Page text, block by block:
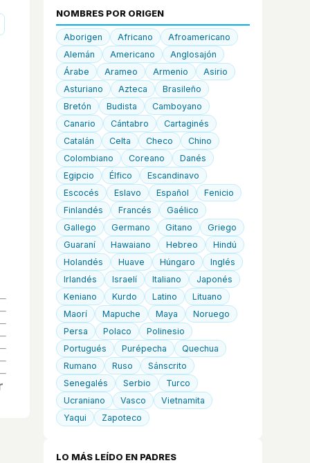
NOMBRES POR ORIGEN
Aborigen Africano
Afroamericano
Alemán
Americano
Anglosajón
Árabe
Arameo Armenio
Asirio
Asturiano
Azteca
Brasileño
Bretón
Budista
Camboyano
Canario
Cántabro
Cartaginés
Catalán
Celta Checo
Chino
Colombiano
Coreano
Danés
Egipcio
Élfico
Escandinavo
Escocés
Eslavo Español
Fenicio
Finlandés
Francés
Gaélico
Gallego
Germano Gitano
Griego
Guaraní
Hawaiano Hebreo
Hindú
Holandés
Huave Húngaro
Inglés
Irlandés
Israelí Italiano
Japonés
Keniano
Kurdo Latino
Lituano
Maorí
Mapuche Maya
Noruego
Persa
Polaco
Polinesio
Portugués
Purépecha
Quechua
Rumano
Ruso
Sánscrito
Senegalés
Serbio
Turco
Ucraniano
Vasco
Vietnamita
Yaqui
Zapoteco
LO MÁS LEÍDO EN PADRES